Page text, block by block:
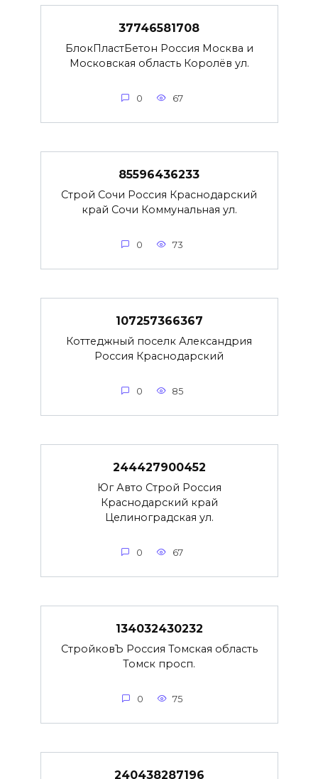
37746581708
БлокПластБетон Россия Москва и
Московская область Королёв ул.
0 67
85596436233
Строй Сочи Россия Краснодарский
край Сочи Коммунальная ул.
0 73
107257366367
Коттеджный поселк Александрия
Россия Краснодарский
0 85
244427900452
Юг Авто Строй Россия
Краснодарский край
Целиноградская ул.
0 67
134032430232
СтройковЪ Россия Томская область
Томск просп.
0 75
240438287196